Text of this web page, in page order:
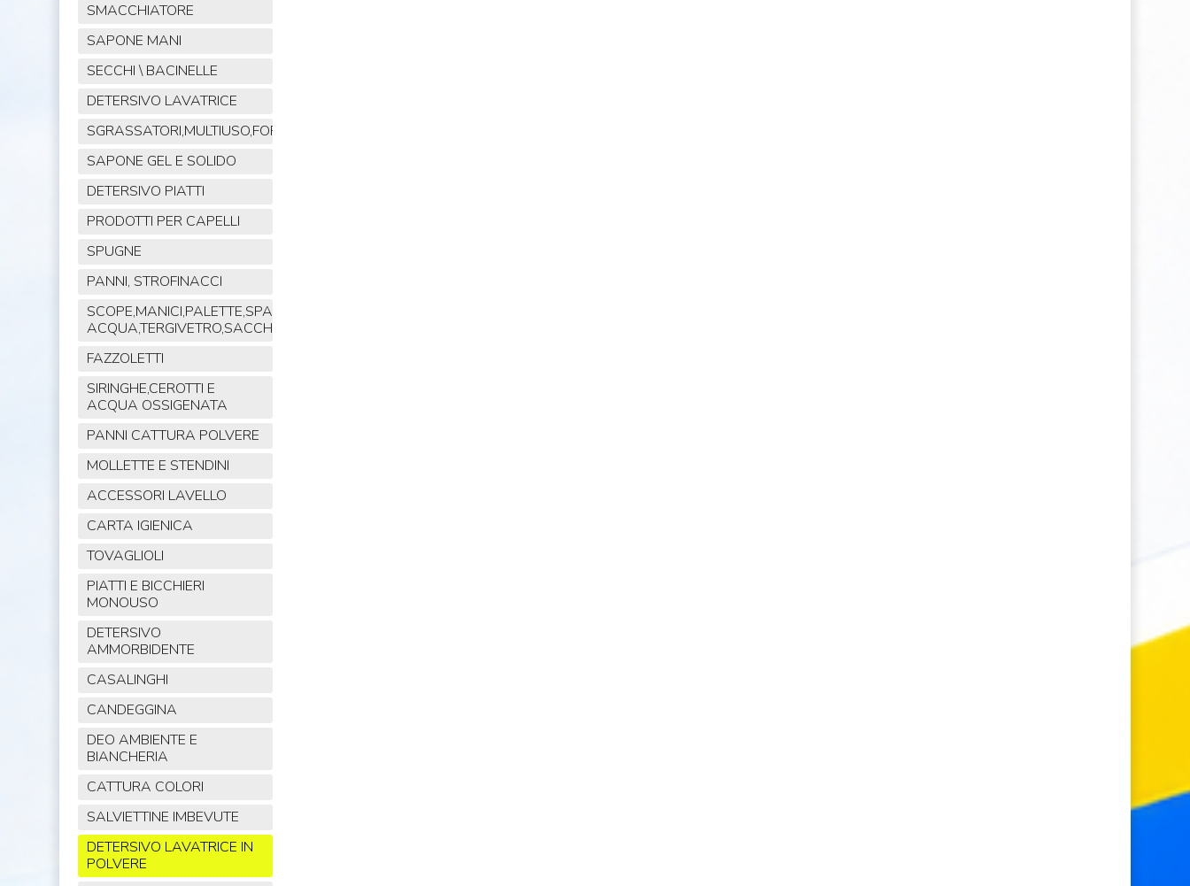
SMACCHIATORE
SAPONE MANI
SECCHI \ BACINELLE
DETERSIVO LAVATRICE
SGRASSATORI,MULTIUSO,FORNO,POLVERE,VETRI,AMMONIACA
SAPONE GEL E SOLIDO
DETERSIVO PIATTI
PRODOTTI PER CAPELLI
SPUGNE
PANNI, STROFINACCI
SCOPE,MANICI,PALETTE,SPAZZOLE,TIRA
ACQUA,TERGIVETRO,SACCHI,MOP
FAZZOLETTI
SIRINGHE,CEROTTI E
ACQUA OSSIGENATA
PANNI CATTURA POLVERE
MOLLETTE E STENDINI
ACCESSORI LAVELLO
CARTA IGIENICA
TOVAGLIOLI
PIATTI E BICCHIERI
MONOUSO
DETERSIVO
AMMORBIDENTE
CASALINGHI
CANDEGGINA
DEO AMBIENTE E
BIANCHERIA
CATTURA COLORI
SALVIETTINE IMBEVUTE
DETERSIVO LAVATRICE IN
POLVERE